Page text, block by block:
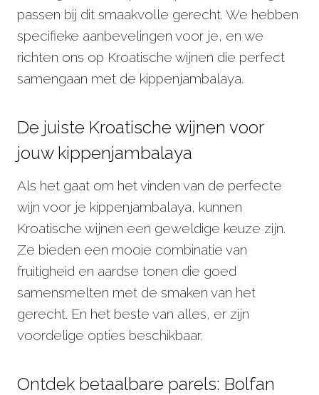
passen bij dit smaakvolle gerecht. We hebben
specifieke aanbevelingen voor je, en we
richten ons op Kroatische wijnen die perfect
samengaan met de kippenjambalaya.
De juiste Kroatische wijnen voor
jouw kippenjambalaya
Als het gaat om het vinden van de perfecte
wijn voor je kippenjambalaya, kunnen
Kroatische wijnen een geweldige keuze zijn.
Ze bieden een mooie combinatie van
fruitigheid en aardse tonen die goed
samensmelten met de smaken van het
gerecht. En het beste van alles, er zijn
voordelige opties beschikbaar.
Ontdek betaalbare parels: Bolfan